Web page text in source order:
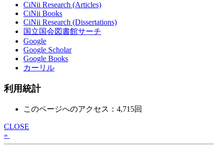
CiNii Research (Articles)
CiNii Books
CiNii Research (Dissertations)
国立国会図書館サーチ
Google
Google Scholar
Google Books
カーリル
利用統計
このページへのアクセス：4,715回
CLOSE
»